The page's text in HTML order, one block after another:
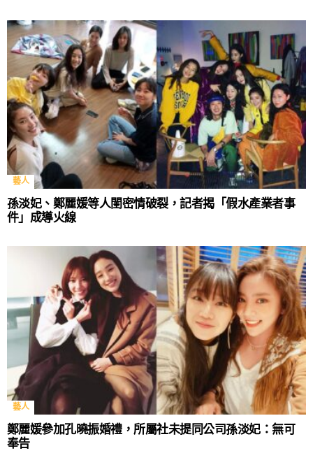
藝人
孫淡妃、鄭麗媛等人閨密情破裂，記者揭「假水產業者事
件」成導火線
藝人
鄭麗媛參加孔曉振婚禮，所屬社未提同公司孫淡妃：無可
奉告